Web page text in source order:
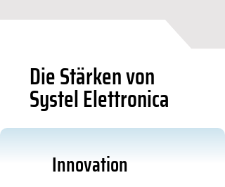
Die Stärken von
Systel Elettronica
Innovation